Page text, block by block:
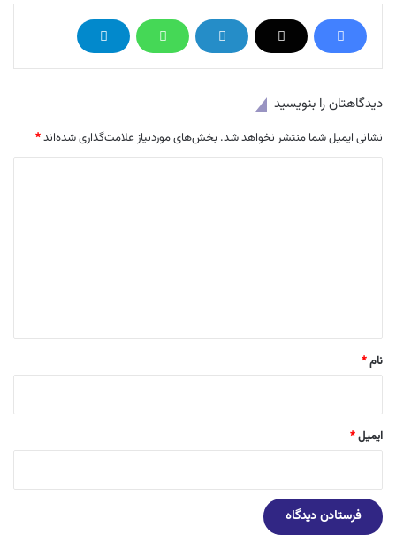
دیدگاهتان را بنویسید
نشانی ایمیل شما منتشر نخواهد شد. بخش‌های موردنیاز علامت‌گذاری شده‌اند*
نام*
ایمیل*